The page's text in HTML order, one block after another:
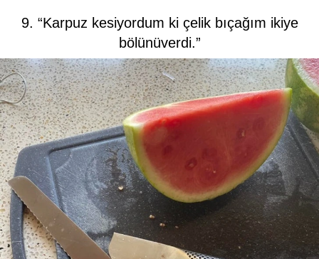
9. “Karpuz kesiyordum ki çelik bıçağım ikiye
bölünüverdi.”